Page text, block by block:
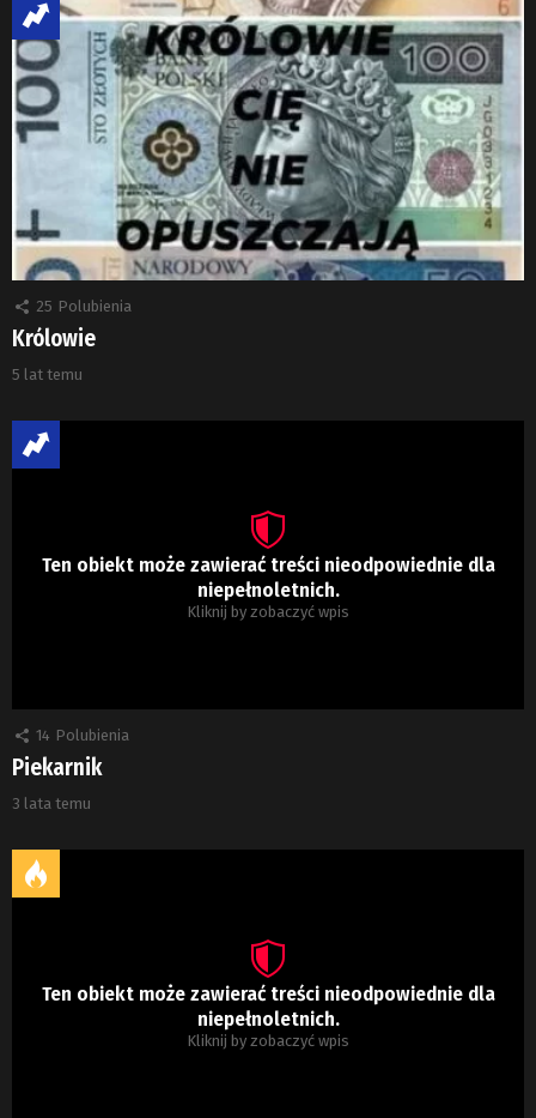
25 Polubienia
Królowie
5 lat temu
Ten obiekt może zawierać treści nieodpowiednie dla
niepełnoletnich.
Kliknij by zobaczyć wpis
14 Polubienia
Piekarnik
3 lata temu
Ten obiekt może zawierać treści nieodpowiednie dla
niepełnoletnich.
Kliknij by zobaczyć wpis